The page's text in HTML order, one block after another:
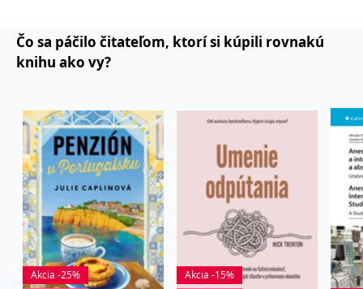
Čo sa páčilo čitateľom, ktorí si kúpili rovnakú
knihu ako vy?
Akcia -25%
Akcia -15%